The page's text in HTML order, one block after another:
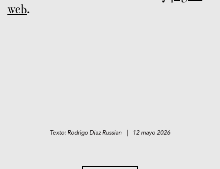
web.
Texto: Rodrigo Diaz Russian | 12 mayo 2026